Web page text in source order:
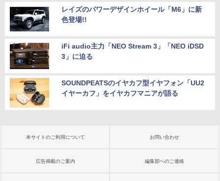
レイズのパワーデザインホイール「M6」に新
色登場!!
iFi audio主力「NEO Stream 3」「NEO iDSD
3」に迫る
SOUNDPEATSのイヤカフ型イヤフォン「UU2
イヤーカフ」をイヤカフマニアが語る
本サイトのご利用について お問い合わせ
広告掲載のご案内 編集部へのご連絡